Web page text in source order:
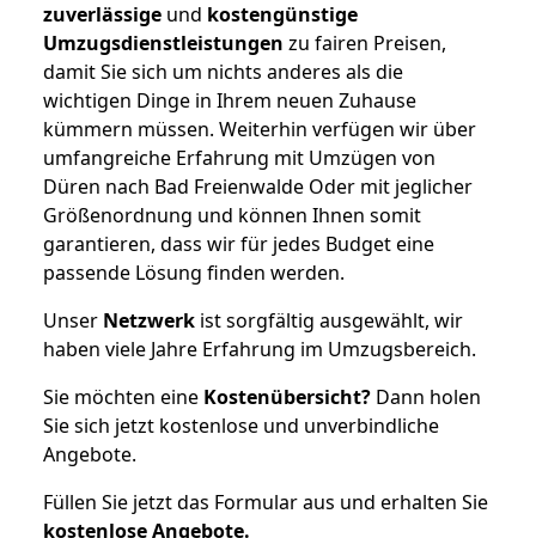
zuverlässige und kostengünstige
Umzugsdienstleistungen zu fairen Preisen,
damit Sie sich um nichts anderes als die
wichtigen Dinge in Ihrem neuen Zuhause
kümmern müssen. Weiterhin verfügen wir über
umfangreiche Erfahrung mit Umzügen von
Düren nach Bad Freienwalde Oder mit jeglicher
Größenordnung und können Ihnen somit
garantieren, dass wir für jedes Budget eine
passende Lösung finden werden.
Unser Netzwerk ist sorgfältig ausgewählt, wir
haben viele Jahre Erfahrung im Umzugsbereich.
Sie möchten eine Kostenübersicht? Dann holen
Sie sich jetzt kostenlose und unverbindliche
Angebote.
Füllen Sie jetzt das Formular aus und erhalten Sie
kostenloseAngebote.